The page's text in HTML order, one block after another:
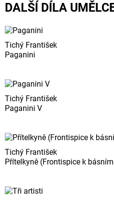
DALŠÍ DÍLA
Tichý František
Paganini
Tichý František
Paganini V
Tichý František
Přítelkyně (Frontispice k